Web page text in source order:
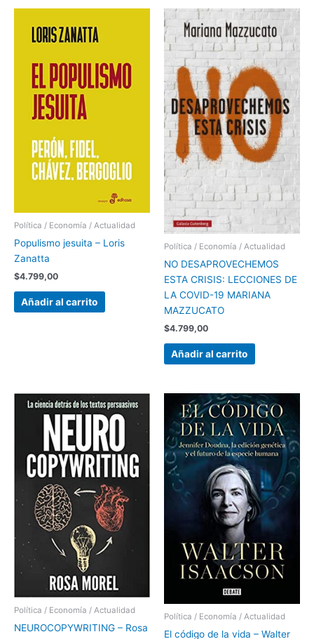
Política / Economía / Actualidad
Populismo jesuita – Loris
Zanatta
$4.799,00
Añadir al carrito
Política / Economía / Actualidad
NO DESAPROVECHEMOS
ESTA CRISIS: LECCIONES DE
LA COVID-19 MARIANA
MAZZUCATO
$4.799,00
Añadir al carrito
Política / Economía / Actualidad
NEUROCOPYWRITING – Rosa
Política / Economía / Actualidad
El código de la vida – Walter